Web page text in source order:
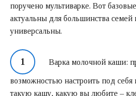
поручено мультиварке. Вот
актуальны для большинства
универсальны.
Варка молочной каши:
возможностью настроить под
такую кашу, какую вы любите –